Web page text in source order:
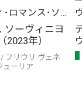
ロマンス･ソ
リコーラ
ソーヴィニヨ
2023年）
フリウリ ヴェネ
ューリア